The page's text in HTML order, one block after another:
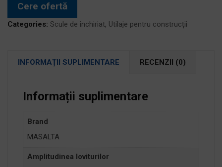
Cere ofertă
Categories: Scule de închiriat, Utilaje pentru construcții
INFORMAȚII SUPLIMENTARE RECENZII (0)
Informații suplimentare
Brand
MASALTA
Amplitudinea loviturilor